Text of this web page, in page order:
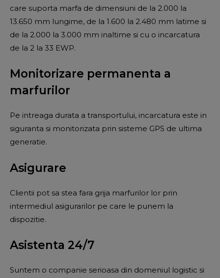
care suporta marfa de dimensiuni de la 2.000 la
13.650 mm lungime, de la 1.600 la 2.480 mm latime si
de la 2.000 la 3.000 mm inaltime si cu o incarcatura
de la 2 la 33 EWP.
Monitorizare permanenta a
marfurilor
Pe intreaga durata a transportului, incarcatura este in
siguranta si monitorizata prin sisteme GPS de ultima
generatie.
Asigurare
Clientii pot sa stea fara grija marfurilor lor prin
intermediul asigurarilor pe care le punem la
dispozitie.
Asistenta 24/7
Suntem o companie serioasa din domeniul logistic si